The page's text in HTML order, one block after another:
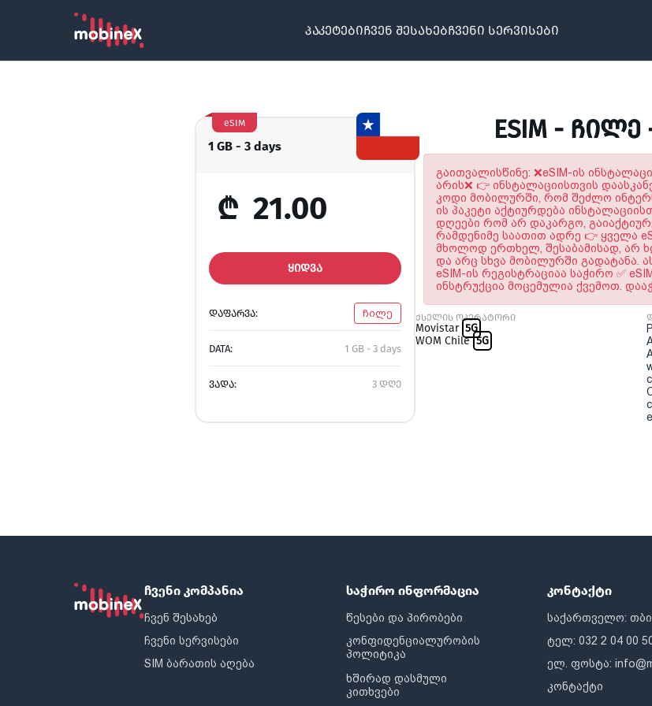
პაკეტებიჩვენ შესახებჩვენი სერვისები
1 GB - 3 days
eSIM
₾ 21.00
ᲧᲘᲓᲕᲐ
ᲓᲐᲤᲐᲠᲕᲐ: ჩილე
DATA: 1 GB - 3 days
ᲕᲐᲓᲐ: 3 დღე
ESIM - ᲩᲘᲚᲔ
გაითვალისწინე: ❌eSIM-ის
არის❌ 👉 ინსტალაციისთვის
კოდი მობილურში, რომ შეძლო
ის პაკეტი აქტიურდება
დღეები რომ არ დაკარგო,
რამდენიმე საათით ადრე 👉 ყველა
მხოლოდ ერთხელ, შესაბამისად, არ
და არც სხვა მობილურში გადატანა.
eSIM-ის რეგისტრაციაა საჭირო ✅
ინსტრუქცია მოცემულია ქვემოთ.
ქსელის ოპერატორი
Movistar 5G
WOM Chile 5G
ჩვენი კომპანია
ჩვენ შესახებ
ჩვენი სერვისები
SIM ბარათის აღება
საჭირო ინფორმაცია
წესები და პირობები
კონფიდენციალურობის
პოლიტიკა
ხშირად დასმული
კითხვები
კონტაქტი
საქართველო:
ტელ: 032 2 04 00
ელ. ფოსტა:
კონტაქტი